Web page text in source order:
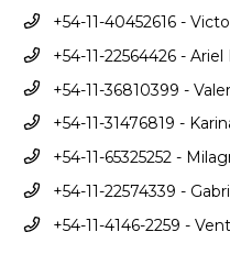
+54-11-40452616 -
+54-11-22564426 -
+54-11-36810399 -
+54-11-31476819 -
+54-11-65325252 -
+54-11-22574339 -
+54-11-4146-2259 -